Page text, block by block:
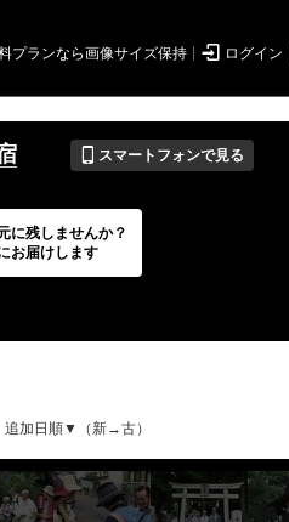
プランなら画像サイズ保持  ログイン
📱 スマートフォンで見る
---
追加日順▼（新→古）
に残しませんか？
お届けします